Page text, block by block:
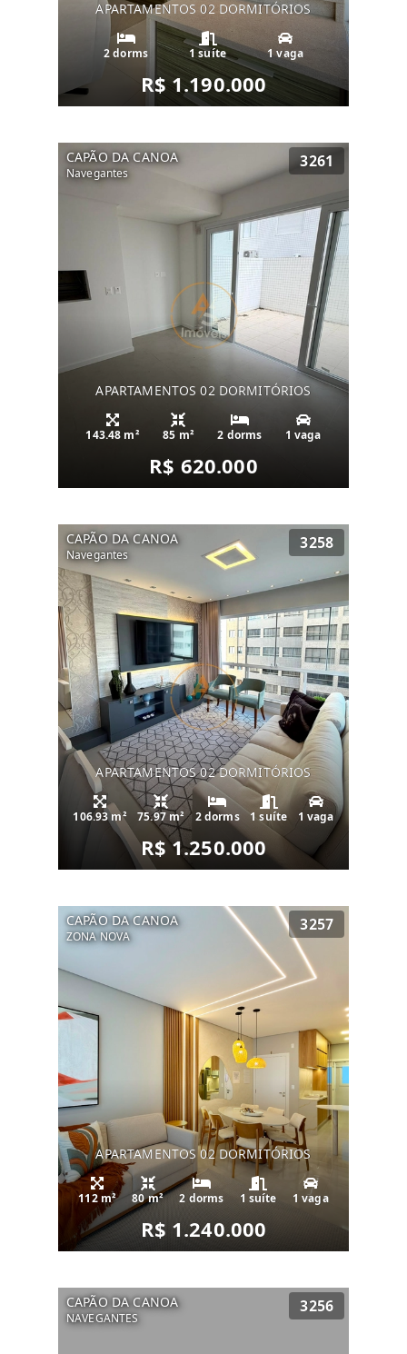
APARTAMENTOS 02 DORMITÓRIOS
2 dorms 1 suíte 1 vaga
R$ 1.190.000
CAPÃO DA CANOA
Navegantes
3261
APARTAMENTOS 02 DORMITÓRIOS
143.48 m² 85 m² 2 dorms 1 vaga
R$ 620.000
CAPÃO DA CANOA
Navegantes
3258
APARTAMENTOS 02 DORMITÓRIOS
106.93 m² 75.97 m² 2 dorms 1 suíte 1 vaga
R$ 1.250.000
CAPÃO DA CANOA
ZONA NOVA
3257
APARTAMENTOS 02 DORMITÓRIOS
112 m² 80 m² 2 dorms 1 suíte 1 vaga
R$ 1.240.000
CAPÃO DA CANOA
NAVEGANTES
3256